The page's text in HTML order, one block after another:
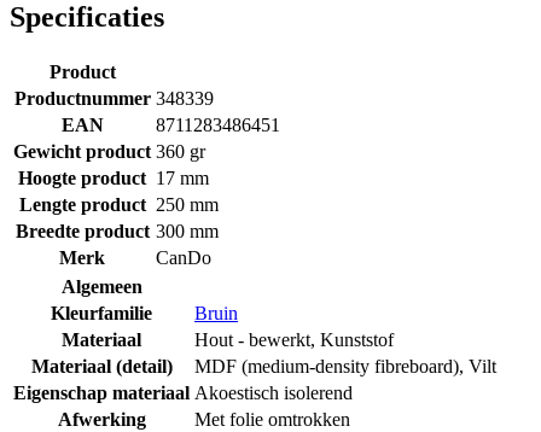
Specificaties
Product
Productnummer 348339
EAN
8711283486451
Gewicht product 360 gr
Hoogte product 17 mm
Lengte product 250 mm
Breedte product 300 mm
Merk
CanDo
Algemeen
Kleurfamilie
Bruin
Materiaal
Hout - bewerkt, Kunststof
Materiaal (detail)
MDF (medium-density fibreboard), Vilt
Eigenschap materiaal Akoestisch isolerend
Afwerking
Met folie omtrokken